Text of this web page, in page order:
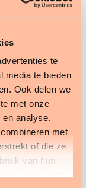
te
media te bieden
Ook delen we
met onze
analyse.
met
of die ze
van hun
als u onze
lagen. Het
onze
extramurale
Mikzo. Dit
creëert
en werkt